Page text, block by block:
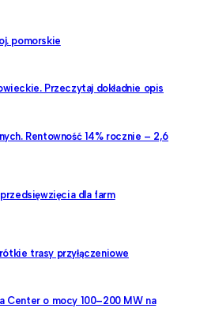
pomorskie
Przeczytaj dokładnie opis
Rentowność 14% rocznie – 2,6
dla farm
trasy przyłączeniowe
Center o mocy 100–200 MW na